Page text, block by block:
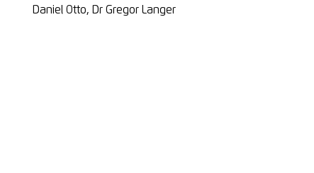
Daniel Otto, Dr Gregor Langer